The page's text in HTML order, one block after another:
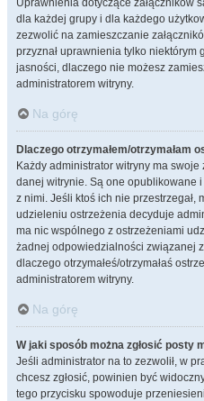
Uprawnienia dotyczące załączników
dla każdej grupy i dla każdego
zezwolić na zamieszczanie
przyznał uprawnienia tylko niektórym
jasności, dlaczego nie możesz
administratorem witryny.
Na górę
Dlaczego otrzymałem/otrzymałam
Każdy administrator witryny ma
danej witrynie. Są one opublikowane
z nimi. Jeśli ktoś ich nie przestrzegał,
udzieleniu ostrzeżenia decyduje
ma nic wspólnego z ostrzeżeniami
żadnej odpowiedzialności związanej
dlaczego otrzymałeś/otrzymałaś
administratorem witryny.
Na górę
W jaki sposób można zgłosić posty
Jeśli administrator na to zezwolił, w
chcesz zgłosić, powinien być
tego przycisku spowoduje